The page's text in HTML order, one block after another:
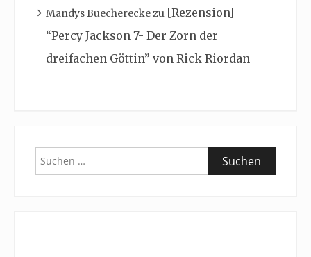
Mandys Buechereckezu [Rezension]
“Percy Jackson 7- Der Zorn der
dreifachen Göttin” von Rick Riordan
Suchen
nach: